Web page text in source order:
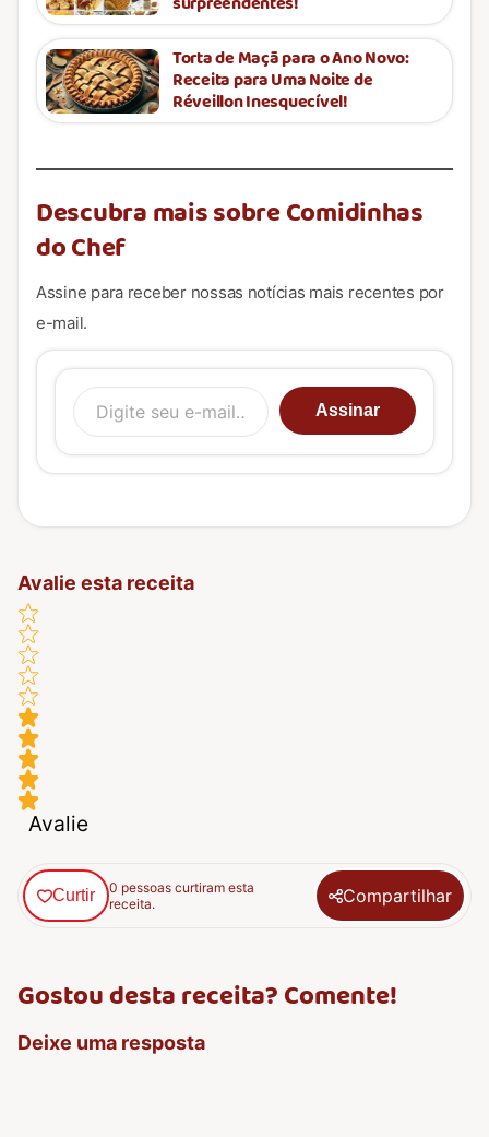
Torta de Maçã para o Ano Novo:
Receita para Uma Noite de
Réveillon Inesquecível!
Descubra mais sobre Comidinhas
do Chef
Assine para receber nossas notícias mais recentes por
e-mail.
Digite seu e-mail…
Assinar
Avalie esta receita
Avalie
Curtir
0 pessoas curtiram esta
receita.
Compartilhar
Gostou desta receita? Comente!
Deixe uma resposta